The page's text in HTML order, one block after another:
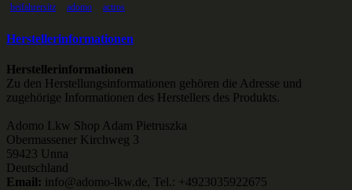
beifahrersitz adomo actros
Herstellerinformationen
Herstellerinformationen
Zu den Herstellungsinformationen gehören die Adresse und
zugehörige Informationen des Herstellers des Produkts.
Adomo Lkw Shop Adam Pietruszka
Obermassener Kirchweg 3
59423 Unna
Deutschland
Email: info@adomo-lkw.de, Tel.: +4923035922675